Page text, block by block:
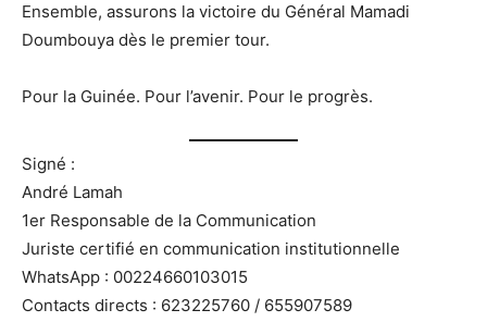
Ensemble, assurons la victoire du Général Mamadi
Doumbouya dès le premier tour.
Pour la Guinée. Pour l’avenir. Pour le progrès.
Signé :
André Lamah
1er Responsable de la Communication
Juriste certifié en communication institutionnelle
WhatsApp : 00224660103015
Contacts directs : 623225760 / 655907589